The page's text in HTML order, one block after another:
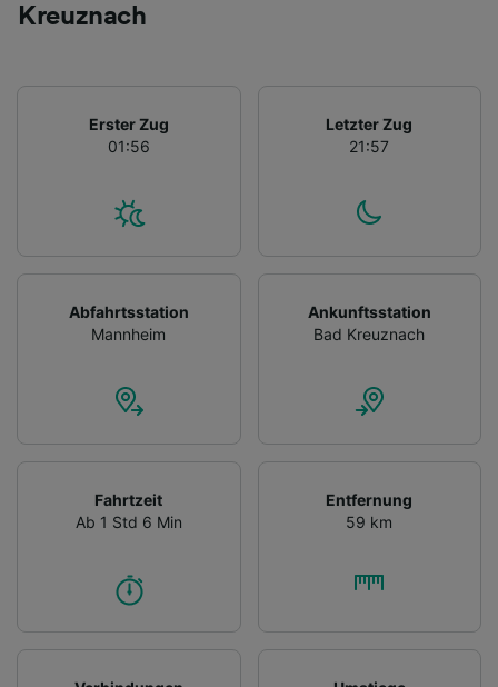
Kreuznach
Erster Zug
01:56
Letzter Zug
21:57
Abfahrtsstation
Mannheim
Ankunftsstation
Bad Kreuznach
Fahrtzeit
Ab 1 Std 6 Min
Entfernung
59 km